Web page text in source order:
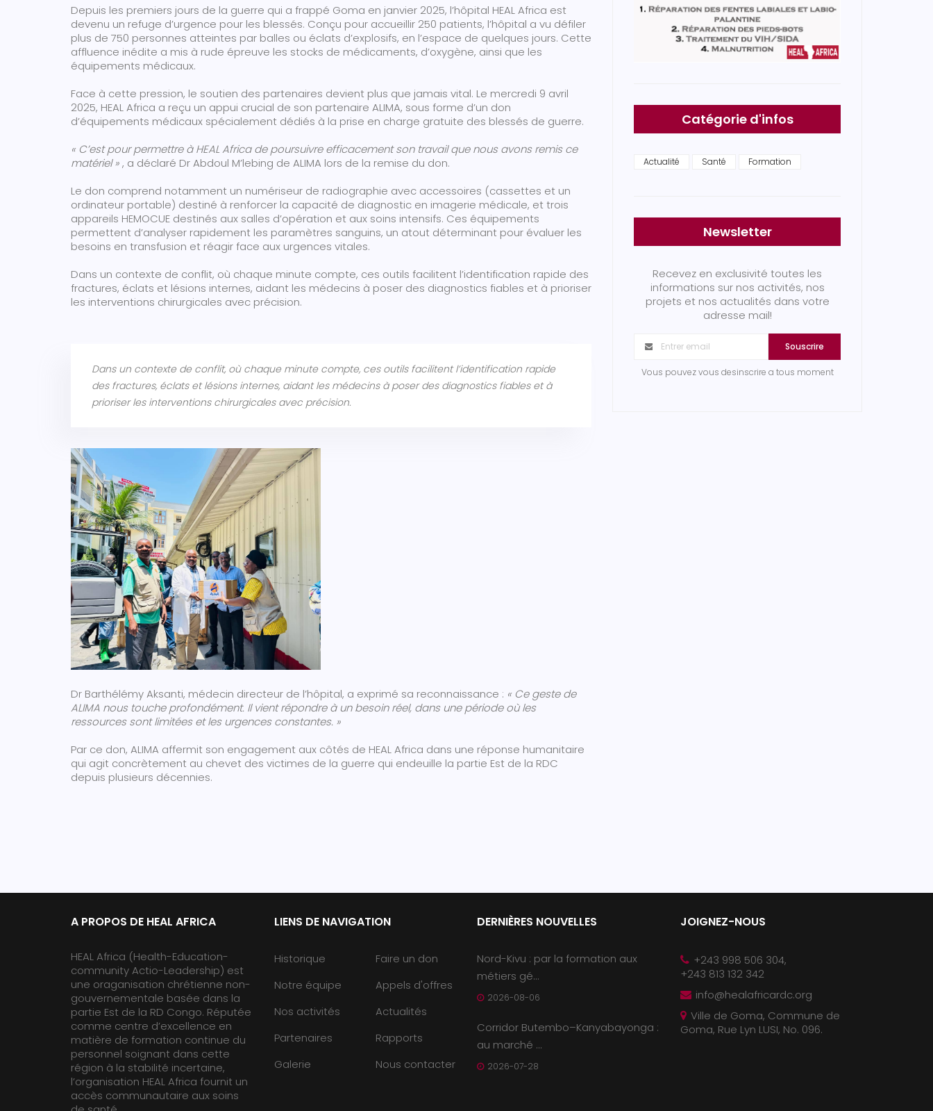
Depuis les premiers jours de la guerre qui a frappé Goma en janvier 2025, l’hôpital HEAL Africa est
devenu un refuge d’urgence pour les blessés. Conçu pour accueillir 250 patients, l’hôpital a vu défiler
plus de 750 personnes atteintes par balles ou éclats d’explosifs, en l’espace de quelques jours. Cette
affluence inédite a mis à rude épreuve les stocks de médicaments, d’oxygène, ainsi que les
équipements médicaux.
Face à cette pression, le soutien des partenaires devient plus que jamais vital. Le mercredi 9 avril
2025, HEAL Africa a reçu un appui crucial de son partenaire ALIMA, sous forme d’un don
d’équipements médicaux spécialement dédiés à la prise en charge gratuite des blessés de guerre.
« C’est pour permettre à HEAL Africa de poursuivre efficacement son travail que nous avons remis ce
matériel », a déclaré Dr Abdoul M’lebing de ALIMA lors de la remise du don.
Le don comprend notamment un numériseur de radiographie avec accessoires (cassettes et un
ordinateur portable) destiné à renforcer la capacité de diagnostic en imagerie médicale, et trois
appareils HEMOCUE destinés aux salles d’opération et aux soins intensifs. Ces équipements
permettent d’analyser rapidement les paramètres sanguins, un atout déterminant pour évaluer les
besoins en transfusion et réagir face aux urgences vitales.
Dans un contexte de conflit, où chaque minute compte, ces outils facilitent l’identification rapide des
fractures, éclats et lésions internes, aidant les médecins à poser des diagnostics fiables et à prioriser
les interventions chirurgicales avec précision.
Dans un contexte de conflit, où chaque minute compte, ces outils facilitent l’identification rapide
des fractures, éclats et lésions internes, aidant les médecins à poser des diagnostics fiables et à
prioriser les interventions chirurgicales avec précision.
Dr Barthélémy Aksanti, médecin directeur de l’hôpital, a exprimé sa reconnaissance : « Ce geste de
ALIMA nous touche profondément. Il vient répondre à un besoin réel, dans une période où les
ressources sont limitées et les urgences constantes. »
Par ce don, ALIMA affermit son engagement aux côtés de HEAL Africa dans une réponse humanitaire
qui agit concrètement au chevet des victimes de la guerre qui endeuille la partie Est de la RDC
depuis plusieurs décennies.
Catégorie d'infos
Actualité Santé Formation
Newsletter
Recevez en exclusivité toutes les
informations sur nos activités, nos
projets et nos actualités dans votre
adresse mail!
Souscrire
Vous pouvez vous desinscrire a tous moment
A PROPOS DE HEAL AFRICA
HEAL Africa (Health-Education-
community Actio-Leadership) est
une oraganisation chrétienne non-
gouvernementale basée dans la
partie Est de la RD Congo. Réputée
comme centre d’excellence en
matière de formation continue du
personnel soignant dans cette
région à la stabilité incertaine,
l’organisation HEAL Africa fournit un
accès communautaire aux soins
LIENS DE NAVIGATION
Historique
Notre équipe
Nos activités
Partenaires
Galerie
Faire un don
Appels d'offres
Actualités
Rapports
Nous contacter
DERNIÈRES NOUVELLES
Nord-Kivu : par la formation aux
métiers gé...
2026-08-06
Corridor Butembo–Kanyabayonga :
au marché ...
2026-07-28
JOIGNEZ-NOUS
+243 998 506 304,
+243 813 132 342
info@healafricardc.org
Ville de Goma, Commune de
Goma, Rue Lyn LUSI, No. 096.